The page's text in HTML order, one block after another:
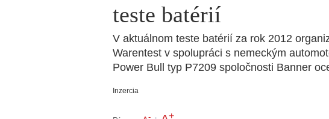
teste batérií
V aktuálnom teste batérií za rok 2012
Warentest v spolupráci s nemeckým
Power Bull typ P7209 spoločnosti Banner
Inzercia
- +